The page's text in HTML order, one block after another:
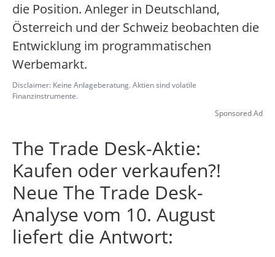
die Position. Anleger in Deutschland,
Österreich und der Schweiz beobachten die
Entwicklung im programmatischen
Werbemarkt.
Disclaimer: Keine Anlageberatung. Aktien sind volatile
Finanzinstrumente.
Sponsored Ad
The Trade Desk-Aktie:
Kaufen oder verkaufen?!
Neue The Trade Desk-
Analyse vom 10. August
liefert die Antwort: